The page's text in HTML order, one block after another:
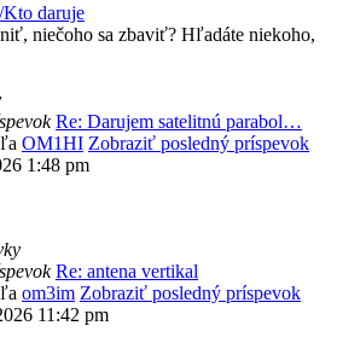
daruje
niečoho sa zbaviť? Hľadáte niekoho,
Re: Darujem satelitnú parabol…
OM1HI Zobraziť posledný príspevok
1:48 pm
Re: antena vertikal
om3im Zobraziť posledný príspevok
11:42 pm